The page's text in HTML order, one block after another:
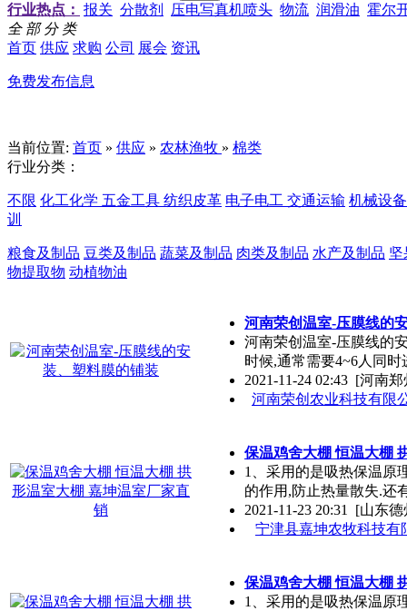
行业热点： 报关 分散剂 压电写真机喷头 物流 润滑油 霍尔
全 部 分 类
首页 供应 求购 公司 展会 资讯
免费发布信息
当前位置: 首页 » 供应 » 农林渔牧 » 棉类
行业分类：
不限 化工化学 五金工具 纺织皮革 电子电工 交通运输 机械设
训
粮食及制品 豆类及制品 蔬菜及制品 肉类及制品 水产及制品 坚
物提取物 动植物油
河南荣创温室-压膜线的
河南荣创温室-压膜线的
时候,通常需要4~6人同
2021-11-24 02:43 [河南郑
河南荣创农业科技有限
保温鸡舍大棚 恒温大棚
1、采用的是吸热保温原
的作用,防止热量散失.还
2021-11-23 20:31 [山东德
宁津县嘉坤农牧科技有
保温鸡舍大棚 恒温大棚
1、采用的是吸热保温原